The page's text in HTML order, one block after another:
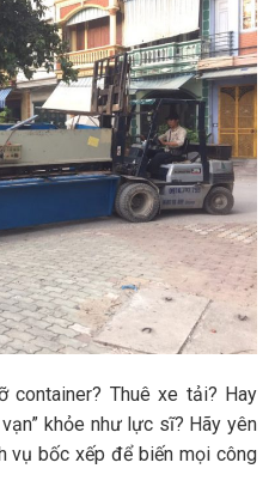
container? Thuê xe tải? Hay
khỏe như lực sĩ? Hãy yên
vụ bốc xếp để biến mọi công